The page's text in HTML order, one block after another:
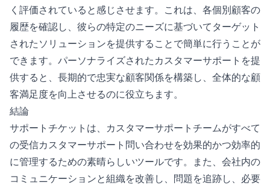
く評価されていると感じさせます。これは、各個別顧客の
履歴を確認し、彼らの特定のニーズに基づいてターゲット
されたソリューションを提供することで簡単に行うことが
できます。パーソナライズされたカスタマーサポートを提
供すると、長期的で忠実な顧客関係を構築し、全体的な顧
客満足度を向上させるのに役立ちます。
結論
サポートチケットは、カスタマーサポートチームがすべて
の受信カスタマーサポート問い合わせを効果的かつ効率的
に管理するための素晴らしいツールです。また、会社内の
コミュニケーションと組織を改善し、問題を追跡し、必要